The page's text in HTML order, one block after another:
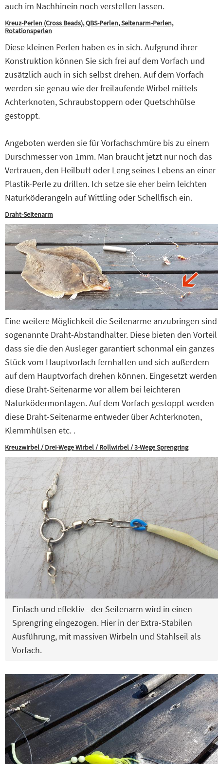
auch im Nachhinein noch verstellen lassen.
Kreuz-Perlen (Cross Beads), QBS-Perlen, Seitenarm-Perlen,
Rotationsperlen
Diese kleinen Perlen haben es in sich. Aufgrund ihrer
Konstruktion können Sie sich frei auf dem Vorfach und
zusätzlich auch in sich selbst drehen. Auf dem Vorfach
werden sie genau wie der freilaufende Wirbel mittels
Achterknoten, Schraubstoppern oder Quetschhülse
gestoppt.
Angeboten werden sie für Vorfachschmüre bis zu einem
Durschmesser von 1mm. Man braucht jetzt nur noch das
Vertrauen, den Heilbutt oder Leng seines Lebens an einer
Plastik-Perle zu drillen. Ich setze sie eher beim leichten
Naturköderangeln auf Wittling oder Schellfisch ein.
Draht-Seitenarm
Eine weitere Möglichkeit die Seitenarme anzubringen sind
sogenannte Draht-Abstandhalter. Diese bieten den Vorteil
dass sie die den Ausleger garantiert schonmal ein ganzes
Stück vom Hauptvorfach fernhalten und sich außerdem
auf dem Hauptvorfach drehen können. Eingesetzt werden
diese Draht-Seitenarme vor allem bei leichteren
Naturködermontagen. Auf dem Vorfach gestoppt werden
diese Draht-Seitenarme entweder über Achterknoten,
Klemmhülsen etc. .
Kreuzwirbel / Drei-Wege Wirbel / Rollwirbel / 3-Wege Sprengring
Einfach und effektiv - der Seitenarm wird in einen
Sprengring eingezogen. Hier in der Extra-Stabilen
Ausführung, mit massiven Wirbeln und Stahlseil als
Vorfach.